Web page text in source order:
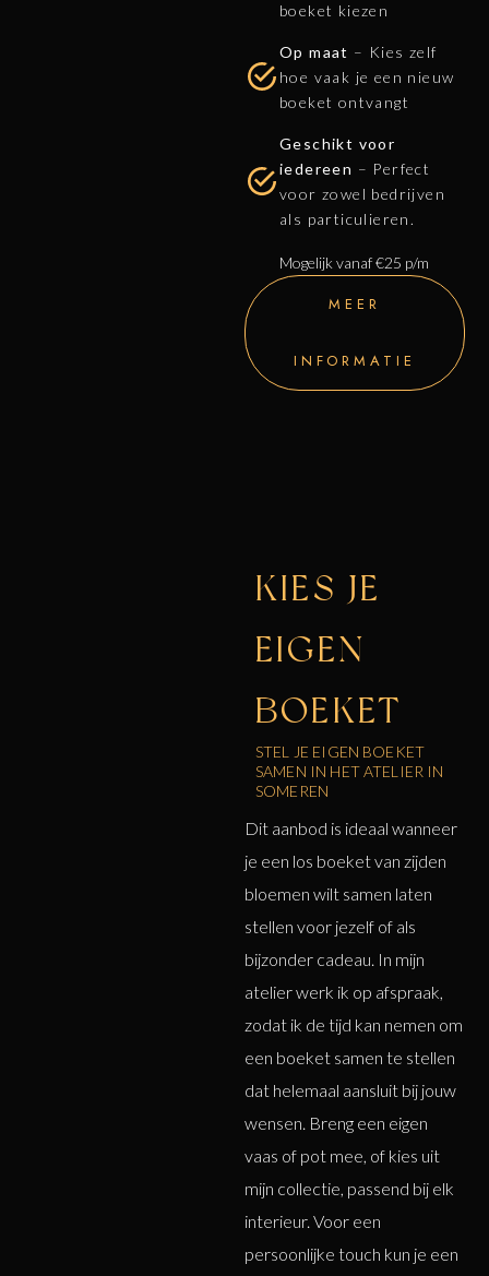
boeket kiezen
Op maat – Kies zelf
hoe vaak je een nieuw
boeket ontvangt
Geschikt voor
iedereen – Perfect
voor zowel bedrijven
als particulieren.
Mogelijk vanaf €25 p/m
MEER
INFORMATIE
KIES JE
EIGEN
BOEKET
STEL JE EIGEN BOEKET
SAMEN IN HET ATELIER IN
SOMEREN
Dit aanbod is ideaal wanneer
je een los boeket van zijden
bloemen wilt samen laten
stellen voor jezelf of als
bijzonder cadeau. In mijn
atelier werk ik op afspraak,
zodat ik de tijd kan nemen om
een boeket samen te stellen
dat helemaal aansluit bij jouw
wensen. Breng een eigen
vaas of pot mee, of kies uit
mijn collectie, passend bij elk
interieur. Voor een
persoonlijke touch kun je een